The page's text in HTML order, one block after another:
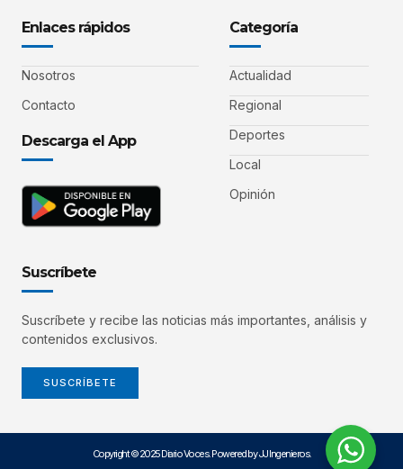
Enlaces rápidos
Nosotros
Contacto
Descarga el App
Categoría
Actualidad
Regional
Deportes
Local
Opinión
Suscríbete
Suscríbete y recibe las noticias más importantes, análisis y
contenidos exclusivos.
SUSCRÍBETE
Copyright © 2025 Diario Voces. Powered by JJ Ingenieros.